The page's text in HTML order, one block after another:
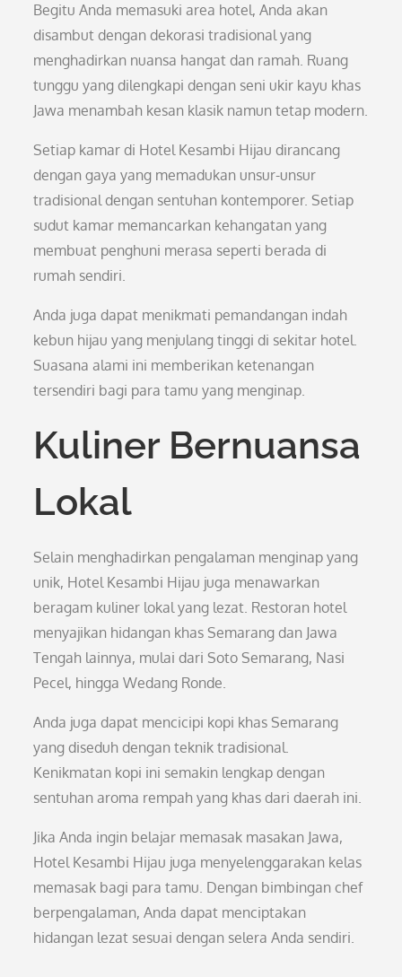
Begitu Anda memasuki area hotel, Anda akan
disambut dengan dekorasi tradisional yang
menghadirkan nuansa hangat dan ramah. Ruang
tunggu yang dilengkapi dengan seni ukir kayu khas
Jawa menambah kesan klasik namun tetap modern.
Setiap kamar di Hotel Kesambi Hijau dirancang
dengan gaya yang memadukan unsur-unsur
tradisional dengan sentuhan kontemporer. Setiap
sudut kamar memancarkan kehangatan yang
membuat penghuni merasa seperti berada di
rumah sendiri.
Anda juga dapat menikmati pemandangan indah
kebun hijau yang menjulang tinggi di sekitar hotel.
Suasana alami ini memberikan ketenangan
tersendiri bagi para tamu yang menginap.
Kuliner Bernuansa
Lokal
Selain menghadirkan pengalaman menginap yang
unik, Hotel Kesambi Hijau juga menawarkan
beragam kuliner lokal yang lezat. Restoran hotel
menyajikan hidangan khas Semarang dan Jawa
Tengah lainnya, mulai dari Soto Semarang, Nasi
Pecel, hingga Wedang Ronde.
Anda juga dapat mencicipi kopi khas Semarang
yang diseduh dengan teknik tradisional.
Kenikmatan kopi ini semakin lengkap dengan
sentuhan aroma rempah yang khas dari daerah ini.
Jika Anda ingin belajar memasak masakan Jawa,
Hotel Kesambi Hijau juga menyelenggarakan kelas
memasak bagi para tamu. Dengan bimbingan chef
berpengalaman, Anda dapat menciptakan
hidangan lezat sesuai dengan selera Anda sendiri.